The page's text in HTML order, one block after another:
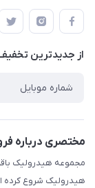
لیست محصولات
درباره ما
قوانین و مقررات
حریم خصوصی
راهنما
از جدید‌ترین
مختصری درباره
هیدرولیک شروع